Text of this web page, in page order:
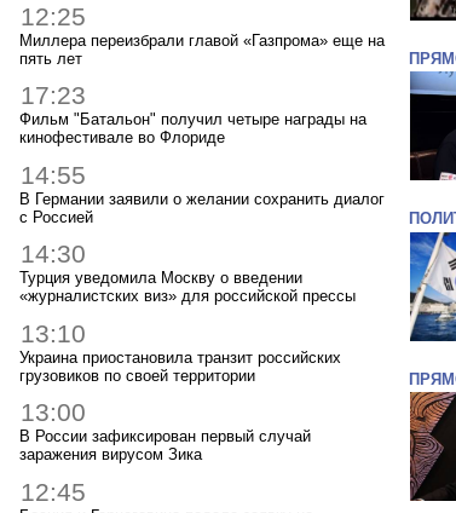
12:25
Миллера переизбрали главой «Газпрома» еще на
пять лет
17:23
Фильм "Батальон" получил четыре награды на
кинофестивале во Флориде
14:55
В Германии заявили о желании сохранить диалог
с Россией
14:30
Турция уведомила Москву о введении
«журналистских виз» для российской прессы
13:10
Украина приостановила транзит российских
грузовиков по своей территории
13:00
В России зафиксирован первый случай
заражения вирусом Зика
12:45